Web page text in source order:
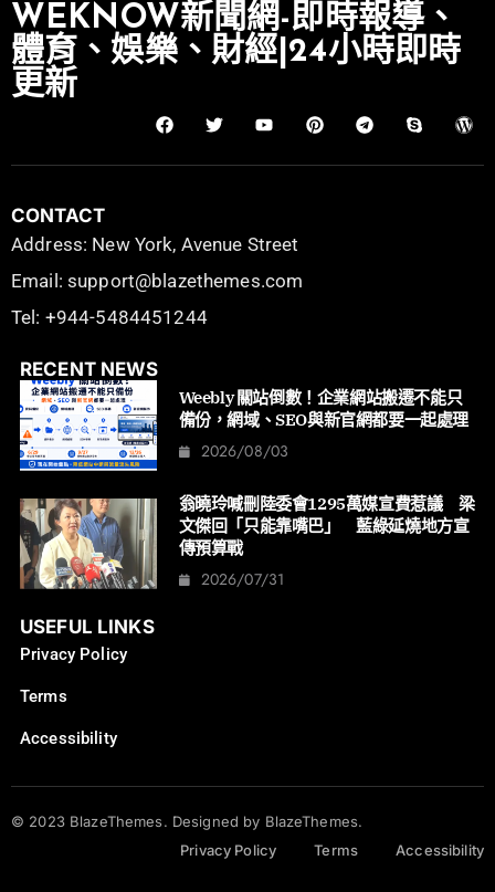
WEKNOW新聞網-即時報導、
體育、娛樂、財經|24小時即時
更新
CONTACT
Address: New York, Avenue Street
Email: support@blazethemes.com
Tel: +944-5484451244
RECENT NEWS
Weebly 關站倒數！企業網站搬遷不能只
備份，網域、SEO與新官網都要一起處理
2026/08/03
翁曉玲喊刪陸委會1295萬媒宣費惹議 梁
文傑回「只能靠嘴巴」 藍綠延燒地方宣
傳預算戰
2026/07/31
USEFUL LINKS
Privacy Policy
Terms
Accessibility
© 2023 BlazeThemes. Designed by BlazeThemes.
Privacy Policy
Terms Accessibility